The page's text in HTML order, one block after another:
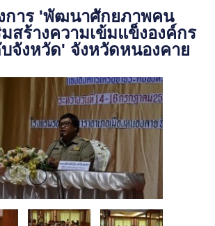
การ 'พัฒนาศักยภาพคน
สร้างความเข้มแข็งองค์กร
บจังหวัด' จังหวัดหนองคาย